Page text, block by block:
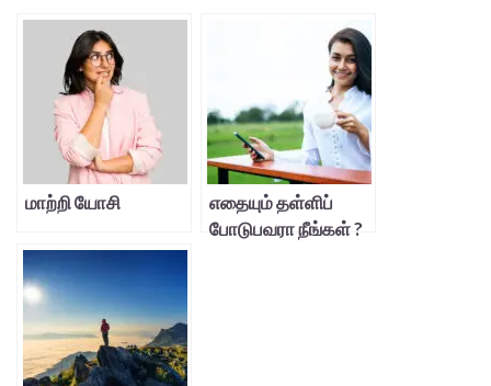
மாற்றி யோசி
எதையும் தள்ளிப்
போடுபவரா நீங்கள் ?